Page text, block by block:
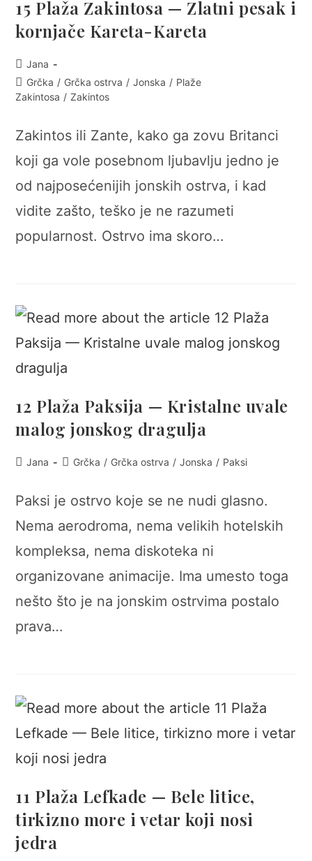
15 Plaža Zakintosa — Zlatni pesak i
kornjače Kareta-Kareta
Post
author:
Jana
Post
category:
Grčka / Grčka ostrva / Jonska / Plaže
Zakintosa / Zakintos
Zakintos ili Zante, kako ga zovu Britanci
koji ga vole posebnom ljubavlju jedno je
od najposećenijih jonskih ostrva, i kad
vidite zašto, teško je ne razumeti
popularnost. Ostrvo ima skoro…
12 Plaža Paksija — Kristalne uvale
malog jonskog dragulja
PostJana
PostGrčka / Grčka ostrva / Jonska / Paksi
Paksi je ostrvo koje se ne nudi glasno.
Nema aerodroma, nema velikih hotelskih
kompleksa, nema diskoteka ni
organizovane animacije. Ima umesto toga
nešto što je na jonskim ostrvima postalo
prava…
11 Plaža Lefkade — Bele litice,
tirkizno more i vetar koji nosi
jedra